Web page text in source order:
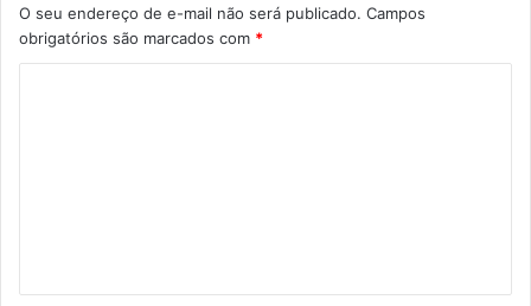
O seu endereço de e-mail não será publicado. Campos
obrigatórios são marcados com *
á